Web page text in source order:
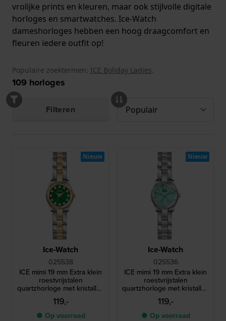
vrolijke prints en kleuren, maar ook stijlvolle digitale
horloges en smartwatches. Ice-Watch
dameshorloges hebben een hoog draagcomfort en
fleuren iedere outfit op!
Populaire zoektermen: ICE Boliday Ladies.
109 horloges
Filteren
Ice-Watch
025538
ICE mimi 19 mm Extra klein
roestvrijstalen
quartzhorloge met kristallen
indexen
119,-
● Op voorraad
Nieuw
Ice-Watch
025536
ICE mimi 19 mm Extra klein
roestvrijstalen
quartzhorloge met kristallen
indexen
119,-
● Op voorraad
Nieuw